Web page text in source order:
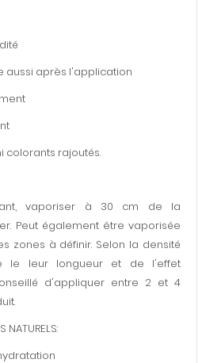
aussi après l'application
colorants rajoutés.
vaporiser à 30 cm de la
Peut également être vaporisée
zones à définir. Selon la densité
le leur longueur et de l'effet
d'appliquer entre 2 et 4
NATURELS: